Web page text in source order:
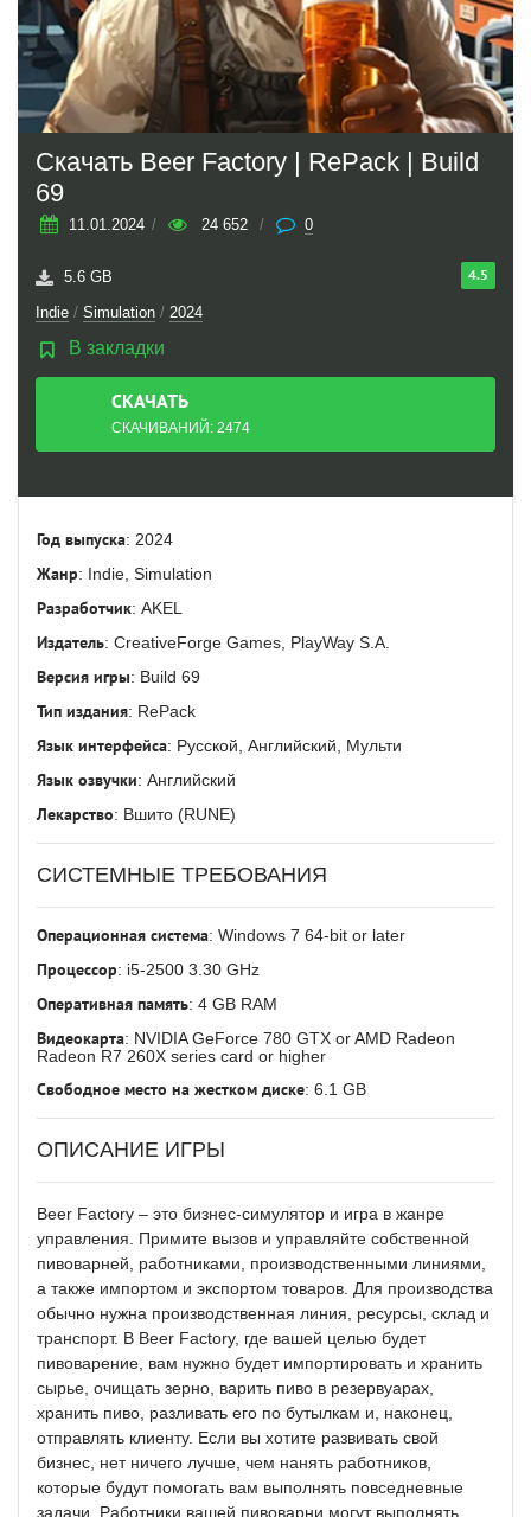
Скачать Beer Factory | RePack | Build
69
11.01.2024 / 24 652 / 0
4.5
5.6 GB
Indie / Simulation / 2024
В закладки
СКАЧАТЬ
ТОРРЕНТ
СКАЧИВАНИЙ: 2474
Год выпуска: 2024
Жанр: Indie, Simulation
Разработчик: AKEL
Издатель: CreativeForge Games, PlayWay S.A.
Версия игры: Build 69
Тип издания: RePack
Язык интерфейса: Русской, Английский, Мульти
Язык озвучки: Английский
Лекарство: Вшито (RUNE)
СИСТЕМНЫЕ ТРЕБОВАНИЯ
Операционная система: Windows 7 64-bit or later
Процессор: i5-2500 3.30 GHz
Оперативная память: 4 GB RAM
Видеокарта: NVIDIA GeForce 780 GTX or AMD Radeon
Radeon R7 260X series card or higher
Свободное место на жестком диске: 6.1 GB
ОПИСАНИЕ ИГРЫ
Beer Factory – это бизнес-симулятор и игра в жанре
управления. Примите вызов и управляйте собственной
пивоварней, работниками, производственными линиями,
а также импортом и экспортом товаров. Для производства
обычно нужна производственная линия, ресурсы, склад и
транспорт. В Beer Factory, где вашей целью будет
пивоварение, вам нужно будет импортировать и хранить
сырье, очищать зерно, варить пиво в резервуарах,
хранить пиво, разливать его по бутылкам и, наконец,
отправлять клиенту. Если вы хотите развивать свой
бизнес, нет ничего лучше, чем нанять работников,
которые будут помогать вам выполнять повседневные
задачи. Работники вашей пивоварни могут выполнять